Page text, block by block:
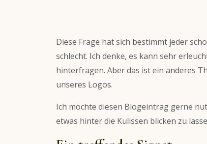
Diese Frage hat sich bestimmt jeder
schlecht. Ich denke, es kann sehr
hinterfragen. Aber das ist ein anderes
unseres Logos.
Ich möchte diesen Blogeintrag gerne
etwas hinter die Kulissen blicken zu